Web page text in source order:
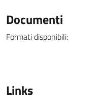
Documenti
Formati disponibili:
Links